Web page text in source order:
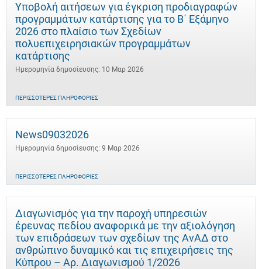
Υποβολή αιτήσεων για έγκριση προδιαγραφών
προγραμμάτων κατάρτισης για το Β΄ Εξάμηνο
2026 στο πλαίσιο των Σχεδίων
πολυεπιχειρησιακών προγραμμάτων
κατάρτισης
Ημερομηνία δημοσίευσης: 10 Μαρ 2026
ΠΕΡΙΣΣΌΤΕΡΕΣ ΠΛΗΡΟΦΟΡΊΕΣ
News09032026
Ημερομηνία δημοσίευσης: 9 Μαρ 2026
ΠΕΡΙΣΣΌΤΕΡΕΣ ΠΛΗΡΟΦΟΡΊΕΣ
Διαγωνισμός για την παροχή υπηρεσιών
έρευνας πεδίου αναφορικά με την αξιολόγηση
των επιδράσεων των σχεδίων της ΑνΑΔ στο
ανθρώπινο δυναμικό και τις επιχειρήσεις της
Κύπρου – Αρ. Διαγωνισμού 1/2026